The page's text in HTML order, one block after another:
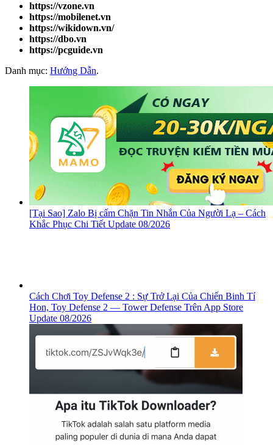
https://vzone.vn
https://mobilenet.vn
https://wikidown.vn/
https://dbo.vn
https://pcguide.vn
Danh mục: Hướng Dẫn.
[Tại Sao] Zalo Bị cấm Chặn Tin Nhắn Của Người Lạ – Cách
Khắc Phục Chi Tiết Update 08/2026
Cách Chơi Toy Defense 2 : Sự Trở Lại Của Chiến Binh Tí
Hon, ‎Toy Defense 2 — Tower Defense Trên App Store
Update 08/2026